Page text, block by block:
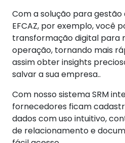
Com a solução paragestão
EFCAZ, por exemplo, você
transformação digital para
operação, tornando mais
assim obter insights
salvar a sua empresa..
Com nosso sistema SRM
fornecedores ficam
dados com uso intuitivo,
de relacionamento e